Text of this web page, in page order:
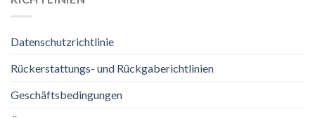
Datenschutzrichtlinie
Rückerstattungs- und Rückgaberichtlinien
Geschäftsbedingungen